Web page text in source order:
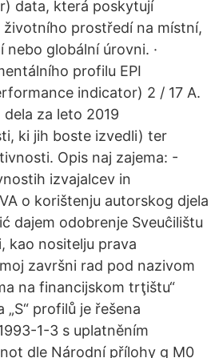
data, která poskytují
prostředí na místní,
nebo globální úrovni. ·
profilu EPI
indicator) 2 / 17 A.
za leto 2019
ki jih boste izvedli) ter
Opis naj zajema: -
izvajalcev in
o korištenju autorskog djela
dajem odobrenje Sveuĉilištu
kao nositelju prava
završni rad pod nazivom
na financijskom trţištu“
„S“ profilů je řešena
1-3 s uplatněním
dle Národní přílohy g M0